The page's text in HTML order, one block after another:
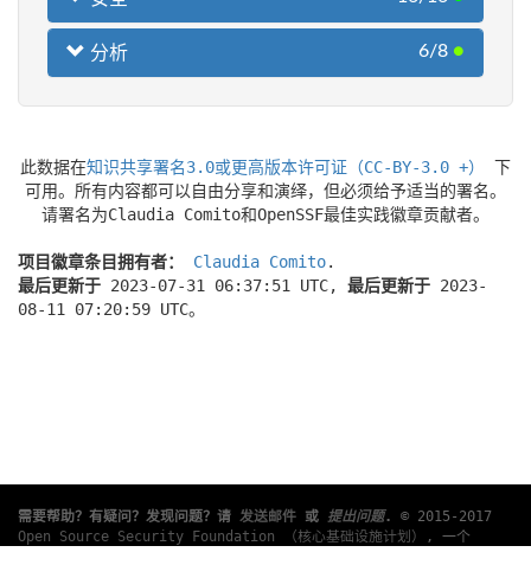
分析 6/8 ●
此数据在知识共享署名3.0或更高版本许可证（CC-BY-3.0 +）
下
可用。所有内容都可以自由分享和演绎，但必须给予适当的署名。
请署名为Claudia Comito和OpenSSF最佳实践徽章贡献者。
项目徽章条目拥有者： Claudia Comito.
最后更新于 2023-07-31 06:37:51 UTC, 最后更新于 2023-
08-11 07:20:59 UTC。
需要帮助？有疑问？发现问题？请 发送邮件 或 提出问题.
© 2015-2017
Open Source Security Foundation （核心基础设施计划）
, 一个